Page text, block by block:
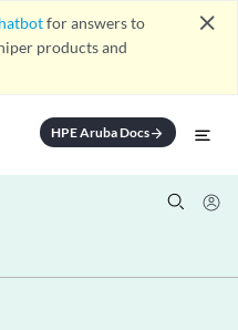
for answers to
products and
close
HPE Aruba Docsarrow_forward